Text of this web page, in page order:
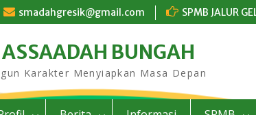
smadahgresik@gmail.com SPMB JALUR
BUNGAH
Karakter Menyiapkan Masa Depan